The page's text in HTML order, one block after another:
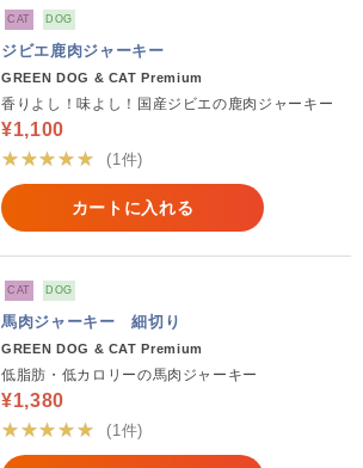
CAT DOG
ジビエ鹿肉ジャーキー
GREEN DOG & CAT Premium
香りよし！味よし！国産ジビエの鹿肉ジャーキー
¥1,100
★★★★★
(1件)
カートに入れる
CAT DOG
馬肉ジャーキー 細切り
GREEN DOG & CAT Premium
低脂肪・低カロリーの馬肉ジャーキー
¥1,380
★★★★★
(1件)